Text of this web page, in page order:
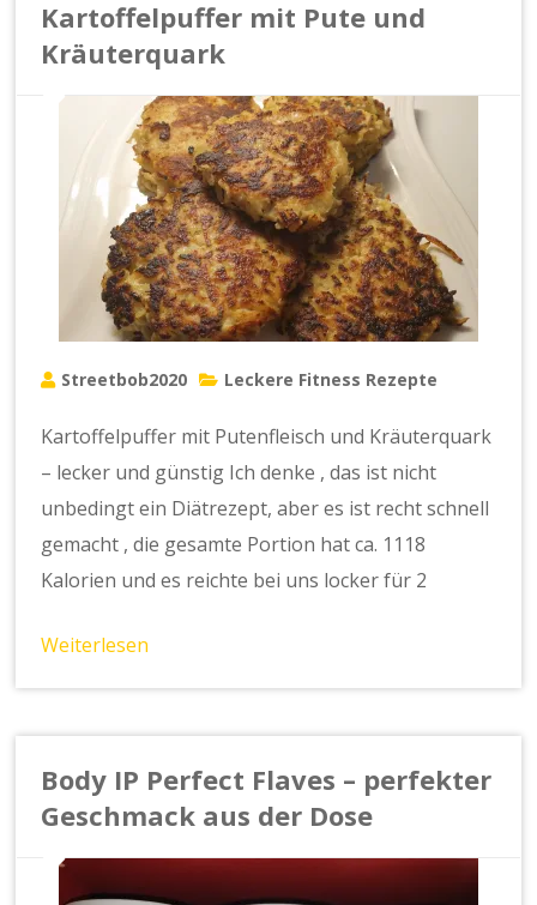
Kartoffelpuffer mit Pute und
Kräuterquark
Streetbob2020 Leckere Fitness Rezepte
Kartoffelpuffer mit Putenfleisch und Kräuterquark
– lecker und günstig Ich denke , das ist nicht
unbedingt ein Diätrezept, aber es ist recht schnell
gemacht , die gesamte Portion hat ca. 1118
Kalorien und es reichte bei uns locker für 2
Weiterlesen
Body IP Perfect Flaves – perfekter
Geschmack aus der Dose